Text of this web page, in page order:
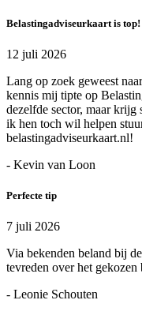
Belastingadviseurkaart is top!
12 juli 2026
Lang op zoek geweest
kennis mij tipte op
dezelfde sector, maar krijg
ik hen toch wil helpen
belastingadviseurkaart.nl!
- Kevin van Loon
Perfecte tip
7 juli 2026
Via bekenden beland bij
tevreden over het gekozen
- Leonie Schouten